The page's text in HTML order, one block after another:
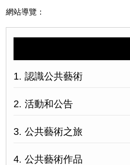
網站導覽：
1. 認識公共藝術
2. 活動和公告
3. 公共藝術之旅
4. 公共藝術作品